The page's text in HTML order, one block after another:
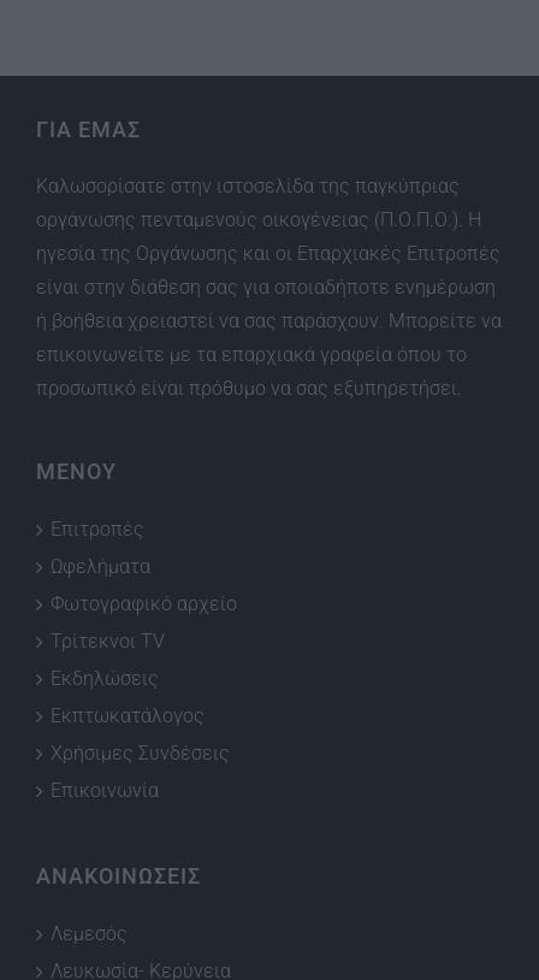
ΓΙΑ ΕΜΑΣ
Καλωσορίσατε στην ιστοσελίδα της παγκύπριας
οργάνωσης πενταμενούς οικογένειας (Π.Ο.Π.Ο.). Η
ηγεσία της Οργάνωσης και οι Επαρχιακές Επιτροπές
είναι στην διάθεση σας για οποιαδήποτε ενημέρωση
ή βοήθεια χρειαστεί να σας παράσχουν. Μπορείτε να
επικοινωνείτε με τα επαρχιακά γραφεία όπου το
προσωπικό είναι πρόθυμο να σας εξυπηρετήσει.
ΜΕΝΟΥ
Επιτροπές
Ωφελήματα
Φωτογραφικό αρχείο
Τρίτεκνοι TV
Εκδηλώσεις
Εκπτωκατάλογος
Χρήσιμες Συνδέσεις
Επικοινωνία
ΑΝΑΚΟΙΝΩΣΕΙΣ
Λεμεσός
Λευκωσία- Κερύνεια